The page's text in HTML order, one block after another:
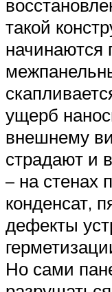
такой
начинаются
ущерб
внешнему
страдают и
– на стенах
конденсат,
дефекты
Но сами